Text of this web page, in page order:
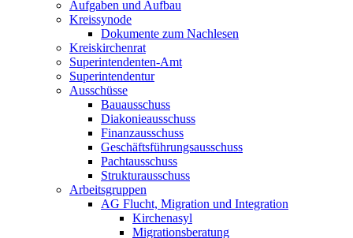
Aufgaben und Aufbau
Kreissynode
Dokumente zum Nachlesen
Kreiskirchenrat
Superintendenten-Amt
Superintendentur
Ausschüsse
Bauausschuss
Diakonieausschuss
Finanzausschuss
Geschäftsführungsausschuss
Pachtausschuss
Strukturausschuss
Arbeitsgruppen
AG Flucht, Migration und Integration
Kirchenasyl
Migrationsberatung